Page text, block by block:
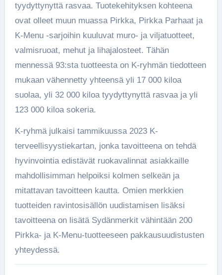
tyydyttynyttä rasvaa. Tuotekehityksen kohteena
ovat olleet muun muassa Pirkka, Pirkka Parhaat ja
K-Menu -sarjoihin kuuluvat muro- ja viljatuotteet,
valmisruoat, mehut ja lihajalosteet. Tähän
mennessä 93:sta tuotteesta on K-ryhmän tiedotteen
mukaan vähennetty yhteensä yli 17 000 kiloa
suolaa, yli 32 000 kiloa tyydyttynyttä rasvaa ja yli
123 000 kiloa sokeria.
K-ryhmä julkaisi tammikuussa 2023 K-
terveellisyystiekartan, jonka tavoitteena on tehdä
hyvinvointia edistävät ruokavalinnat asiakkaille
mahdollisimman helpoiksi kolmen selkeän ja
mitattavan tavoitteen kautta. Omien merkkien
tuotteiden ravintosisällön uudistamisen lisäksi
tavoitteena on lisätä Sydänmerkit vähintään 200
Pirkka- ja K-Menu-tuotteeseen pakkausuudistusten
yhteydessä.